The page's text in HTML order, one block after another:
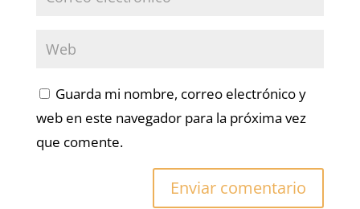
Guarda mi nombre, correo electrónico y
web en este navegador para la próxima vez
que comente.